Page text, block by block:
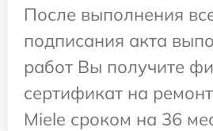
После выполнения
подписания акта
работ Вы получите
сертификат на
Miele сроком на 36